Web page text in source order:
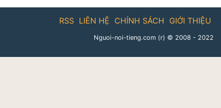
GIỚI THIỆU
CHÍNH SÁCH
LIÊN HỆ
RSS
Nguoi-noi-tieng.com (r) © 2008 - 2022